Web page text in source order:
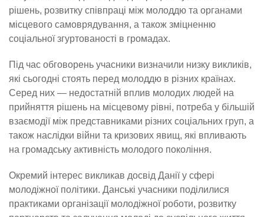
рішень, розвитку співпраці між молоддю та органами
місцевого самоврядування, а також зміцненню
соціальної згуртованості в громадах.
Під час обговорень учасники визначили низку викликів,
які сьогодні стоять перед молоддю в різних країнах.
Серед них — недостатній вплив молодих людей на
прийняття рішень на місцевому рівні, потреба у більшій
взаємодії між представниками різних соціальних груп, а
також наслідки війни та кризових явищ, які впливають
на громадську активність молодого покоління.
Окремий інтерес викликав досвід Данії у сфері
молодіжної політики. Данські учасники поділилися
практиками організації молодіжної роботи, розвитку